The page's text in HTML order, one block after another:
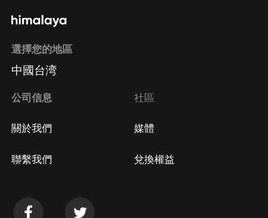
選擇您的地區
中國台湾
公司信息
關於我們
聯繫我們
社區
媒體
兌換權益